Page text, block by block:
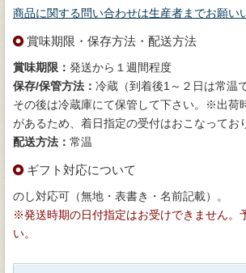
商品に関する問い合わせは生産者までお願い
賞味期限・保存方法・配送方法
賞味期限： 発送から１週間程度
保存/保管方法： 冷蔵（到着後1～２日は常温
その後は冷蔵庫にて保管して下さい。※出荷
があるため、着日指定の受付はおこなってお
配送方法： 常温
ギフト対応について
のし対応可（無地・表書き・名前記載）。
※発送時期の日付指定はお受けできません。
い。